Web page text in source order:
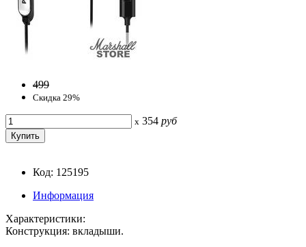
499
Скидка 29%
x 354 руб
Код: 125195
Информация
Характеристики:
Конструкция: вкладыши.